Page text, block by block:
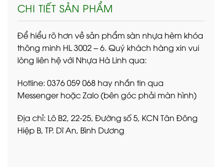
CHI TIẾT SẢN PHẨM
Để hiểu rõ hơn về sản phẩm sàn nhựa hèm khóa
thông minh HL 3002 – 6. Quý khách hàng xin vui
lòng liên hệ với Nhựa Hà Linh qua:
Hotline: 0376 059 068 hay nhắn tin qua
Messenger hoặc Zalo (bên góc phải màn hình)
Địa chỉ: Lô B2, 22-25, Đường số 5, KCN Tân Đông
Hiệp B, TP. Dĩ An, Bình Dương